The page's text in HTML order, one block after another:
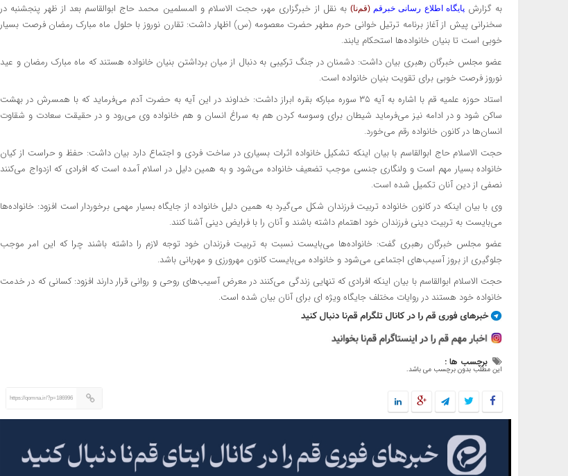
به گزارشپایگاه اطلاع رسانی خبرقم (قم‌نا)
به نقل از خبرگزاری مهر، حجت الاسلام و المسلمین محمد حاج ابوالقاسم بعد از ظهر پنجشنبه در
سخنرانی پیش از آغاز برنامه ترتیل خوانی حرم مطهر حضرت معصومه (س) اظهار داشت: تقارن نوروز با حلول ماه مبارک رمضان فرصت بسیار
خوبی است تا بنیان خانواده‌ها استحکام یابند.
عضو مجلس خبرگان رهبری بیان داشت: دشمنان در جنگ ترکیبی به دنبال از میان برداشتن بنیان خانواده هستند که ماه مبارک رمضان و عید
نوروز فرصت خوبی برای تقویت بنیان خانواده است.
استاد حوزه علمیه قم با اشاره به آیه ۳۵ سوره مبارکه بقره ابراز داشت: خداوند در این آیه به حضرت آدم می‌فرماید که با همسرش در بهشت
ساکن شود و در ادامه نیز می‌فرماید شیطان برای وسوسه کردن هم به سراغ انسان و هم خانواده وی می‌رود و در حقیقت سعادت و شقاوت
انسان‌ها در کانون خانواده رقم می‌خورد.
حجت الاسلام حاج ابوالقاسم با بیان اینکه تشکیل خانواده اثرات بسیاری در ساخت فردی و اجتماع دارد بیان داشت: حفظ و حراست از کیان
خانواده بسیار مهم است و ولنگاری جنسی موجب تضعیف خانواده می‌شود و به همین دلیل در اسلام آمده است که افرادی که ازدواج می‌کنند
نصفی از دین آنان تکمیل شده است.
وی با بیان اینکه در کانون خانواده تربیت فرزندان شکل می‌گیرد به همین دلیل خانواده از جایگاه بسیار مهمی برخوردار است افزود: خانواده‌ها
می‌بایست به تربیت دینی فرزندان خود اهتمام داشته باشند و آنان را با فرایض دینی آشنا کنند.
عضو مجلس خبرگان رهبری گفت: خانواده‌ها می‌بایست نسبت به تربیت فرزندان خود توجه لازم را داشته باشند چرا که این امر موجب
جلوگیری از بروز آسیب‌های اجتماعی می‌شود و خانواده می‌بایست کانون مهرورزی و مهربانی باشد.
حجت الاسلام ابوالقاسم با بیان اینکه افرادی که تنهایی زندگی می‌کنند در معرض آسیب‌های روحی و روانی قرار دارند افزود: کسانی که در خدمت
خانواده خود هستند در روایات مختلف جایگاه ویژه ای برای آنان بیان شده است.
برچسب ها :
این مطلب بدون برچسب می باشد.
https://qomna.ir/?p=186996